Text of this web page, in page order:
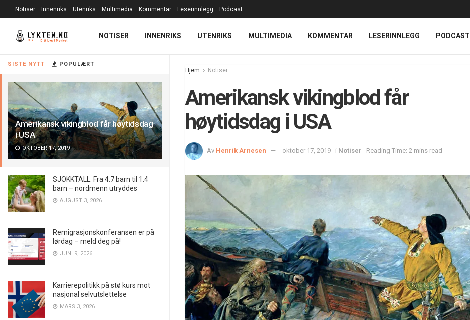
SISTE NYTT POPULÆRT
Amerikansk vikingblod får høytidsdag
i USA
OKTOBER 17, 2019
SJOKKTALL: Fra 4.7 barn til 1.4
barn – nordmenn utryddes
AUGUST 3, 2026
Remigrasjonskonferansen er på
lørdag – meld deg på!
JUNI 9, 2026
Karrierepolitikk på stø kurs mot
nasjonal selvutslettelse
MARS 3, 2026
Notiser Innenriks Utenriks Multimedia Kommentar Leserinnlegg Podcast
NOTISER INNENRIKS UTENRIKS MULTIMEDIA KOMMENTAR LESERINNLEGG PODCAST
Hjem Notiser
Amerikansk vikingblod får
høytidsdag i USA
Av Henrik Arnesen oktober 17, 2019 i Notiser Reading Time: 2 mins read